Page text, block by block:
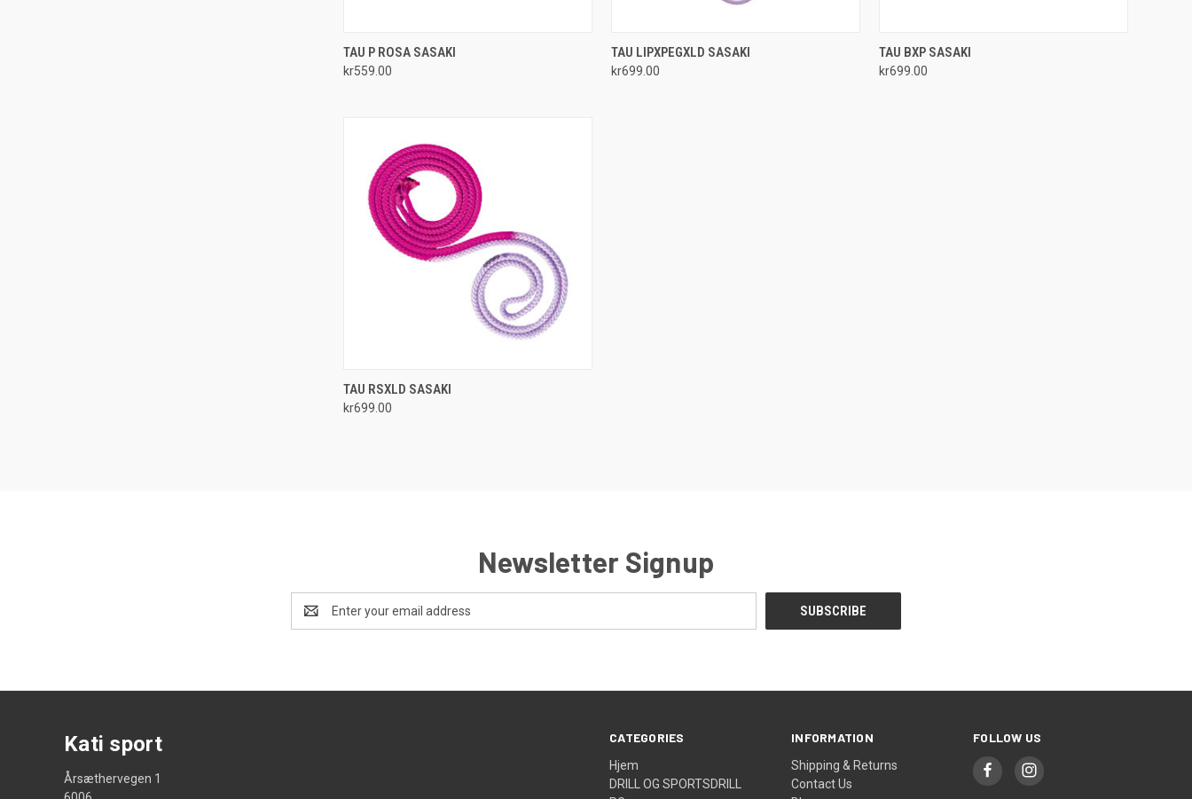
QUICK VIEW
Compare
TAU P ROSA SASAKI
kr559.00
QUICK VIEW
Compare
TAU LIPXPEGXLD SASAKI
kr699.00
QUICK VIEW
Compare
TAU BXP SASAKI
kr699.00
QUICK VIEW
Compare
TAU RSXLD SASAKI
kr699.00
Newsletter Signup
Address
CATEGORIES
Hjem
DRILL OG SPORTSDRILL
INFORMATION
Shipping & Returns
Contact Us
FOLLOW US
Kati sport
Årsæthervegen 1